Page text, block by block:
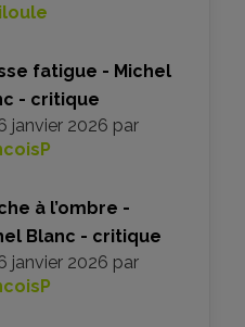
fatigue - Michel
- critique
janvier 2026 par
à l’ombre -
Blanc - critique
janvier 2026 par